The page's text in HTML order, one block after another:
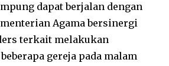
dapat berjalan dengan
Agama bersinergi
terkait melakukan
gereja pada malam